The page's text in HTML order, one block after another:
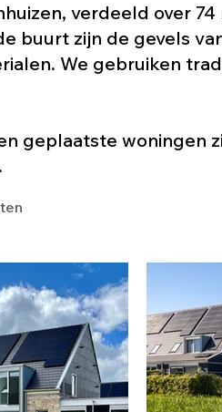
verdeeld over
buurt zijn de gevels
We gebruiken
geplaatste woningen